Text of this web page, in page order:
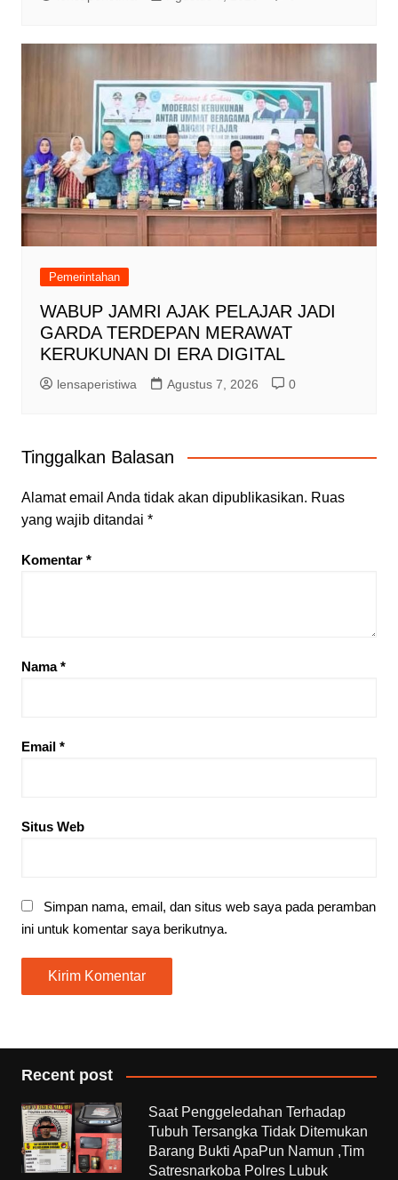
Pemerintahan
WABUP JAMRI AJAK PELAJAR JADI
GARDA TERDEPAN MERAWAT
KERUKUNAN DI ERA DIGITAL
lensaperistiwa Agustus 7, 2026 0
Tinggalkan Balasan
Alamat email Anda tidak akan dipublikasikan. Ruas
yang wajib ditandai *
Komentar *
Nama*
Email *
Situs Web
Simpan nama, email, dan situs web saya pada peramban
ini untuk komentar saya berikutnya.
Recent post
Saat Penggeledahan Terhadap
Tubuh Tersangka Tidak Ditemukan
Barang Bukti ApaPun Namun ,Tim
Satresnarkoba Polres Lubuk